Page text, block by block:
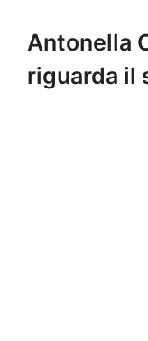
Antonella
riguarda il